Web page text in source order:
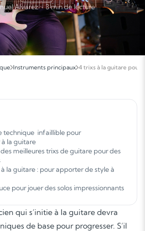
Alvarez · 3 min de lecture
Instruments principaux 4 trixs à la guitare pour
technique infaillible pour
la guitare
des meilleures trixs de guitare pour des
la guitare : pour apporter de style à
pour jouer des solos impressionnants
qui s’initie à la guitare devra
de base pour progresser. S’il